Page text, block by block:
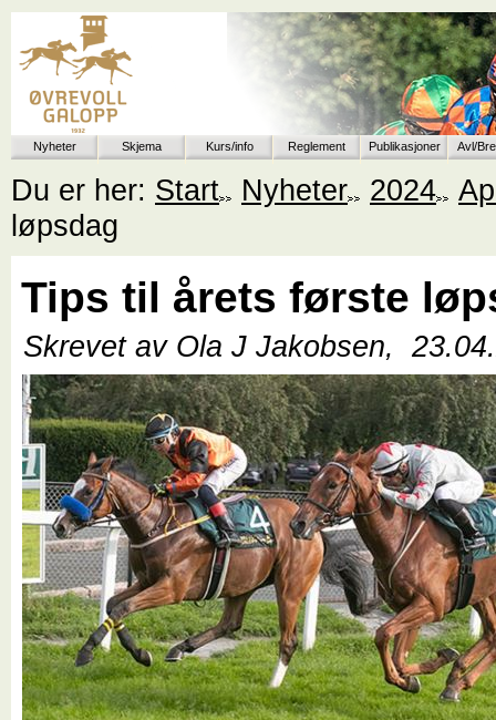
Nyheter Skjema Kurs/info Reglement Publikasjoner Avl/
Du er her: Start Nyheter 2024
løpsdag
Tips til årets første
Skrevet av Ola J Jakobsen,